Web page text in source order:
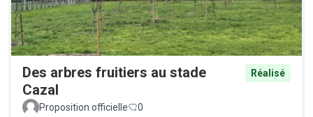
Des arbres fruitiers au stade
Cazal
Réalisé
Proposition officielle 0